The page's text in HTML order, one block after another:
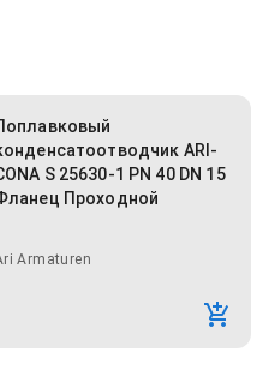
ARI-
S 25630-1 PN 40 DN 15
Проходной
Armaturen